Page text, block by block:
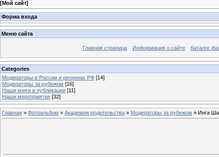
[Мой сайт]
Форма входа
Меню сайта
Главная страница Информация о сайте Каталог
Categories
Модераторы в России и регионах РФ [14]
Модераторы за рубежом [16]
Наши книги и публикации [11]
Наши мероприятия [32]
Главная » Фотоальбом » Академия родительства » Модераторы за рубежом » Инга